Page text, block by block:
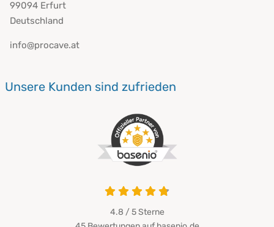
99094 Erfurt
Deutschland
info@procave.at
Unsere Kunden sind zufrieden
4.8 von 5
4.8 / 5Sterne